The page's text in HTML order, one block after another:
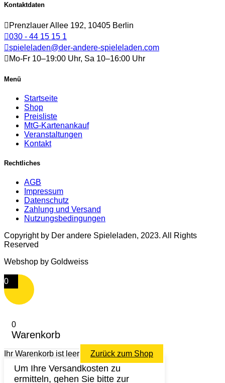
Kontaktdaten
Prenzlauer Allee 192, 10405 Berlin
030 - 44 15 15 1
spieleladen@der-andere-spieleladen.com
Mo-Fr 10–19:00 Uhr, Sa 10–16:00 Uhr
Menü
Startseite
Shop
Preisliste
MtG-Kartenankauf
Veranstaltungen
Kontakt
Rechtliches
AGB
Impressum
Datenschutz
Zahlung und Versand
Nutzungsbedingungen
Copyright by Der andere Spieleladen, 2023. All Rights
Reserved
Webshop by Goldweiss
0
0
Warenkorb
Ihr Warenkorb ist leer Zurück zum Shop
Um Ihre Versandkosten zu
ermitteln, gehen Sie bitte zur